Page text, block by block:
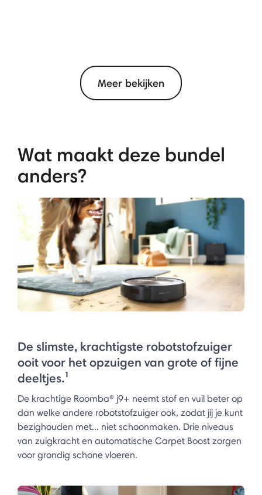
Meer bekijken
Wat maakt deze bundel
anders?
De slimste, krachtigste robotstofzuiger
ooit voor het opzuigen van grote of fijne
deeltjes.¹
De krachtige Roomba® j9+ neemt stof en vuil beter op
dan welke andere robotstofzuiger ook, zodat jij je kunt
bezighouden met... niet schoonmaken. Drie niveaus
van zuigkracht en automatische Carpet Boost zorgen
voor grondig schone vloeren.